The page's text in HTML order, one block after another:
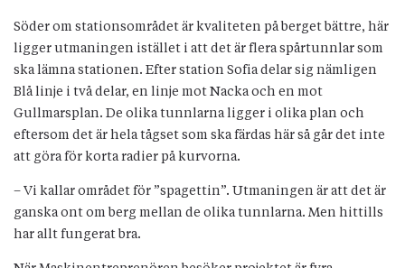
Söder om stationsområdet är kvaliteten på berget bättre, här
ligger utmaningen istället i att det är flera spårtunnlar som
ska lämna stationen. Efter station Sofia delar sig nämligen
Blå linje i två delar, en linje mot Nacka och en mot
Gullmarsplan. De olika tunnlarna ligger i olika plan och
eftersom det är hela tågset som ska färdas här så går det inte
att göra för korta radier på kurvorna.
– Vi kallar området för ”spagettin”. Utmaningen är att det är
ganska ont om berg mellan de olika tunnlarna. Men hittills
har allt fungerat bra.